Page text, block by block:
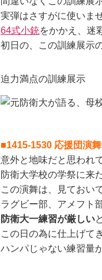
実弾はさすがに使いま
64式小銃をかかえ、迷
初日の、この訓練展示
迫力満点の訓練展示
■1415-1530 応援団演舞
意外と地味だと思われ
防衛大学校の学祭に来
この演舞は、見ておい
ラグビー部、アメフト
防衛大一練習が厳しい
この日の為に仕上げて
ハンパじゃない練習量